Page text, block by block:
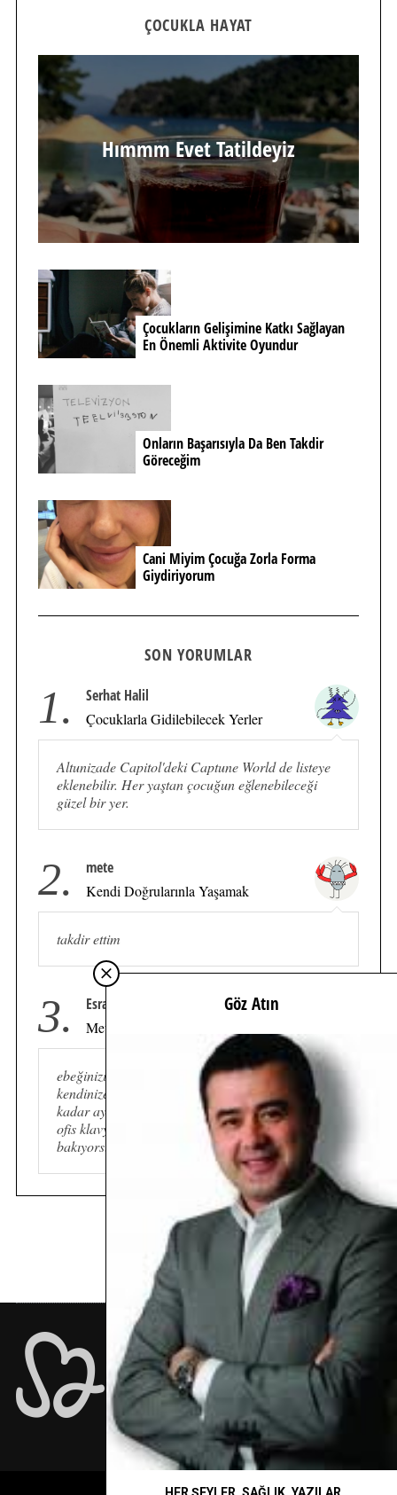
ÇOCUKLA HAYAT
Hımmm Evet Tatildeyiz
Çocukların Gelişimine Katkı Sağlayan
En Önemli Aktivite Oyundur
Onların Başarısıyla Da Ben Takdir
Göreceğim
Cani Miyim Çocuğa Zorla Forma
Giydiriyorum
SON YORUMLAR
1. Serhat Halil
Çocuklarla Gidilebilecek Yerler
Altunizade Capitol'deki Captune World de listeye
eklenebilir. Her yaştan çocuğun eğlenebileceği
güzel bir yer.
2. mete
Kendi Doğrularınla Yaşamak
takdir ettim
3. Esra güven
Mevsim Kutusu İle Sağlıklı Beslen!
ebeğinizin sabah saat 5’de uyanmadan önce
kendinize zaman ayırmak için gece geç saatlere
kadar ayakta kalıyorsunuz. Öğle saatlerine kadar
ofis klavyenize yumuşacık bir yastık gibi
bakıyorsunuz. Eve geçiş vaktine kadar…
Göz Atın
İÇİMDEN GELDİĞİ KADAR İÇTEN…